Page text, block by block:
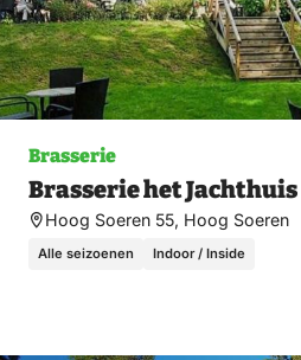
Brasserie
Brasserie het Jachthuis
Hoog Soeren 55, Hoog Soeren
Alle seizoenen Indoor / Inside